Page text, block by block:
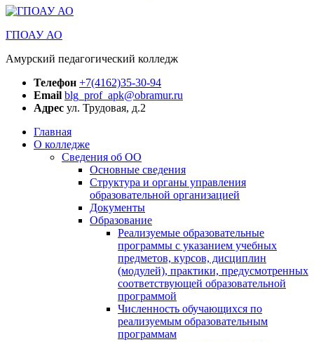
ГПОАУ АО
Амурский педагогический колледж
Телефон +7(4162)35-30-94
Email blg_prof_apk@obramur.ru
Адрес ул. Трудовая, д.2
Главная
О колледже
Сведения об ОО
Основные сведения
Структура и органы управления
образовательной организацией
Документы
Образование
Реализуемые образовательные
программы с указанием учебных
предметов, курсов, дисциплин
(модулей), практики, предусмотренных
соответствующей образовательной
программой
Численность обучающихся по
реализуемым образовательным
программам